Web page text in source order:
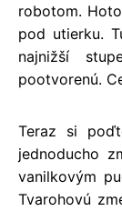
robotom.
pod utierku.
najnižší
pootvorenú.
Teraz si
jednoducho
vanilkovým
Tvarohovú